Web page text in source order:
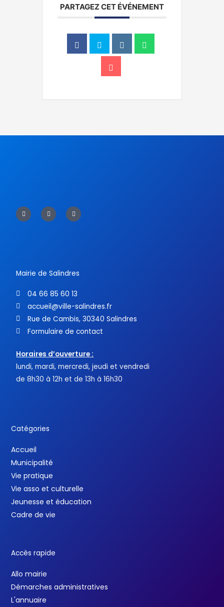
PARTAGEZ CET ÉVÉNEMENT
a
c
e
w
i
t
o
u
t
Mairie de Salindres
04 66 85 60 13
accueil@ville-salindres.fr
Rue de Cambis, 30340 Salindres
Formulaire de contact
Horaires d’ouverture :
lundi, mardi, mercredi, jeudi et vendredi
de 8h30 à 12h et de 13h à 16h30
Catégories
Accueil
Municipalité
Vie pratique
Vie asso et culturelle
Jeunesse et éducation
Cadre de vie
Accès rapide
Allo mairie
Démarches administratives
L'annuaire